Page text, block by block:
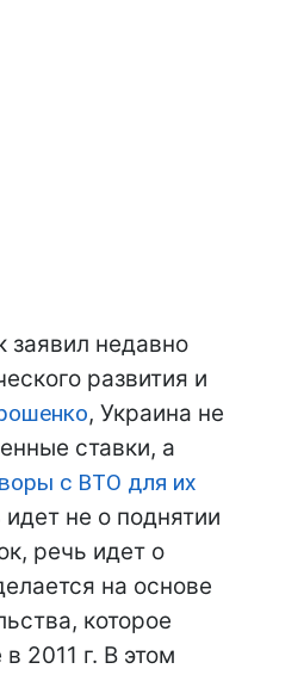
заявил недавно
развития и
, Украина не
ставки, а
с ВТО для их
идет не о поднятии
речь идет о
на основе
которое
2011 г. В этом